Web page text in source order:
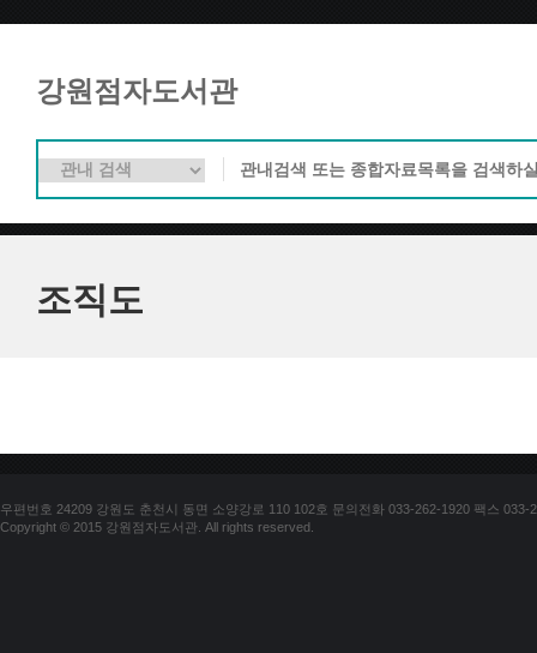
강원점자도서관
조직도
우편번호 24209 강원도 춘천시 동면 소양강로 110 102호 문의전화 033-262-1920 팩스 033-
Copyright © 2015 강원점자도서관. All rights reserved.